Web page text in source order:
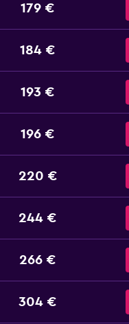
179 €
184 €
193 €
196 €
220 €
244 €
266 €
304 €